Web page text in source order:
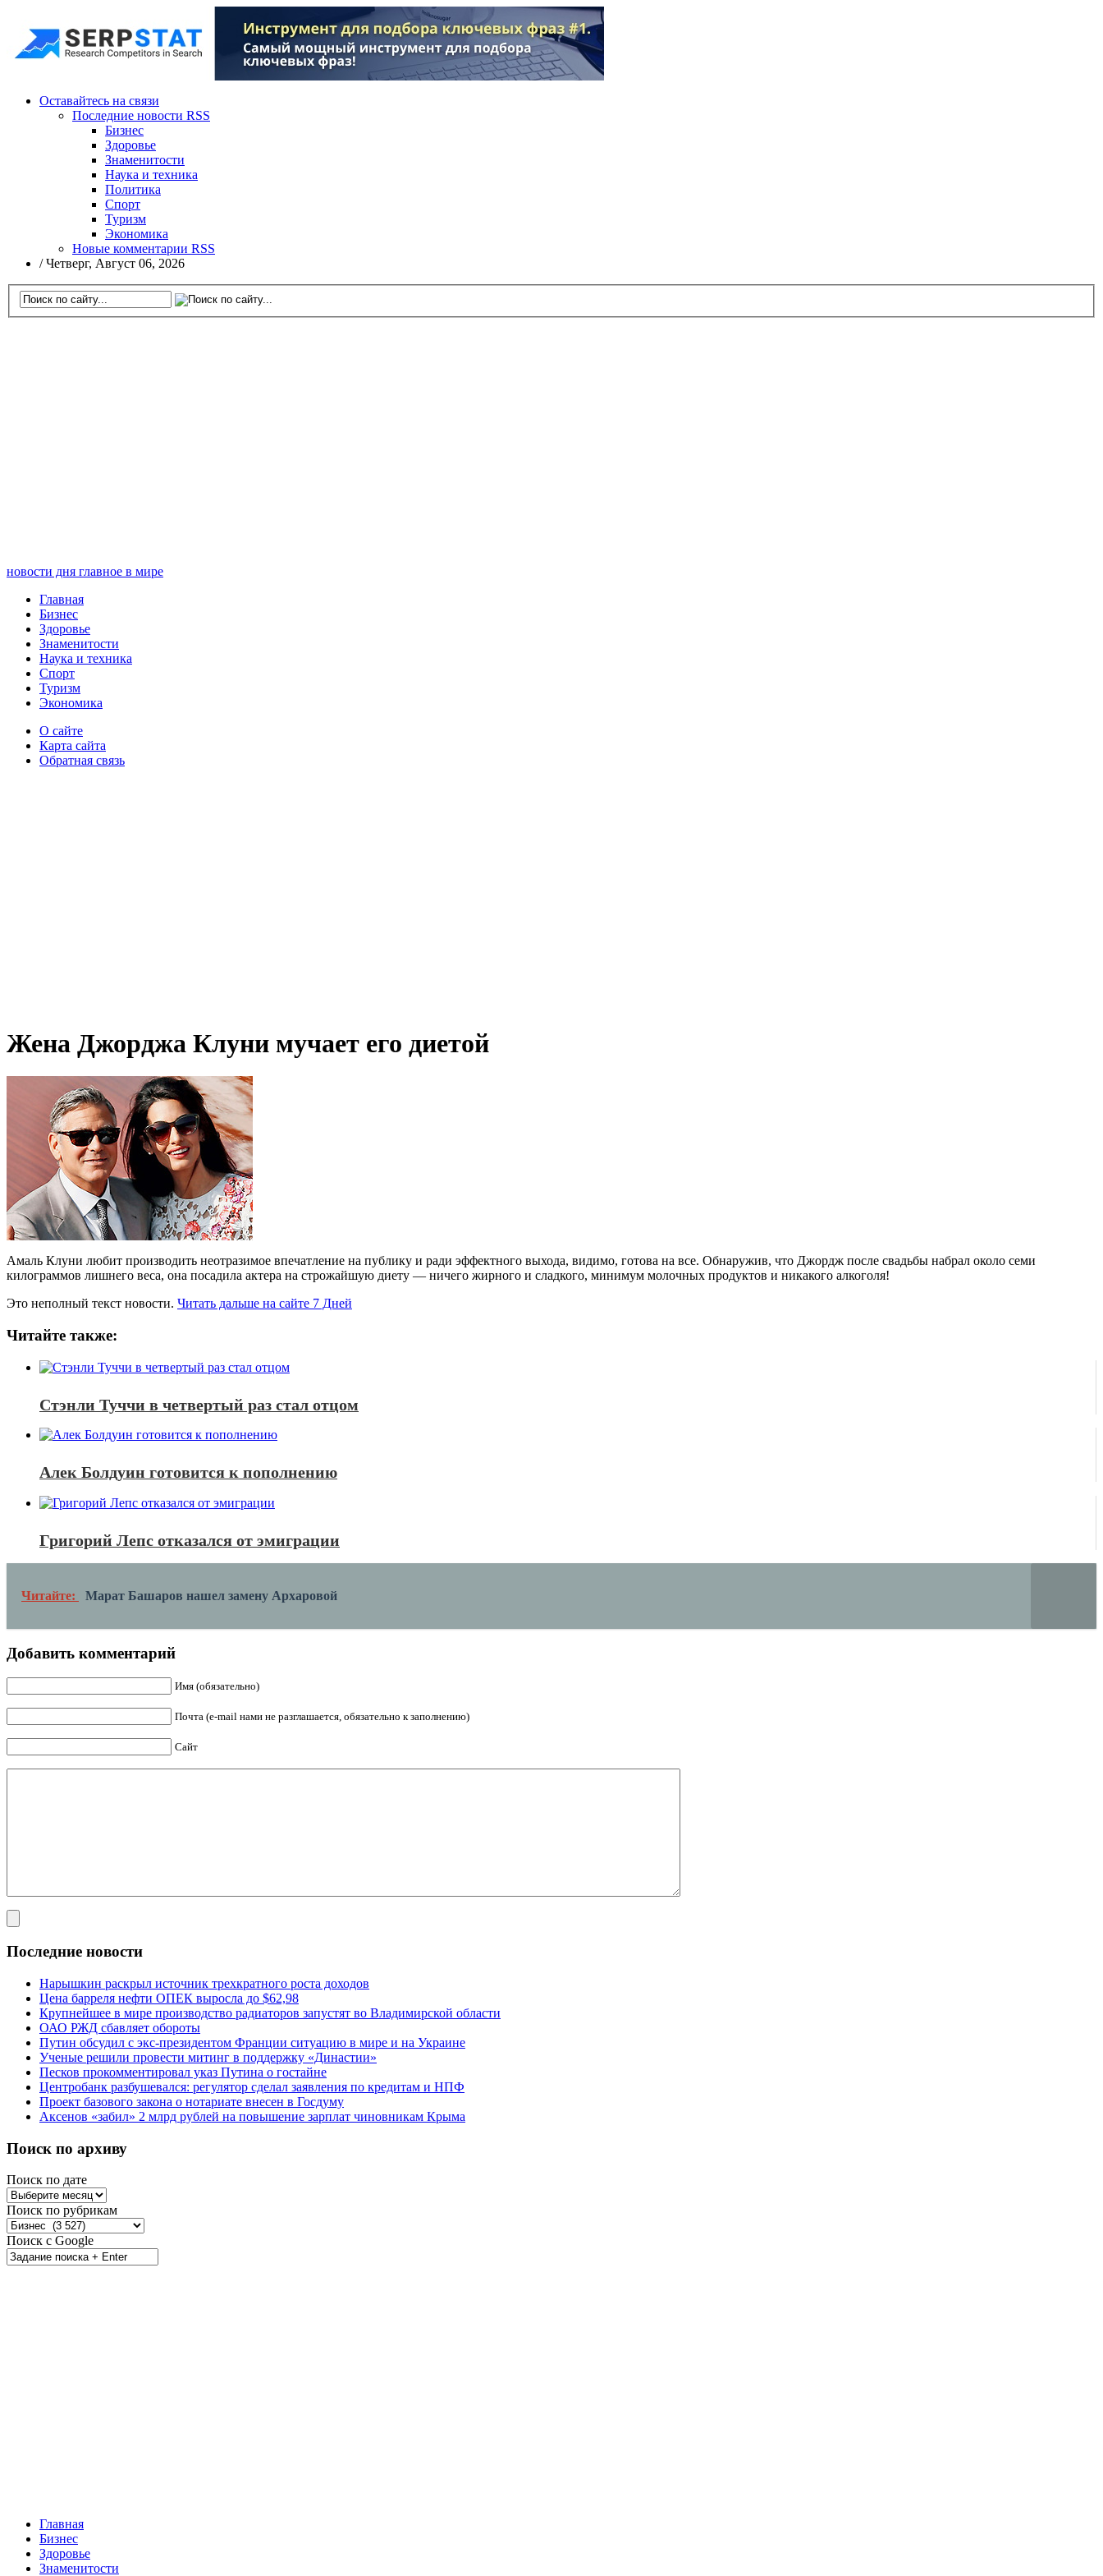
Оставайтесь на связи
Последние новости RSS
Бизнес
Здоровье
Знаменитости
Наука и техника
Политика
Спорт
Туризм
Экономика
Новые комментарии RSS
/Четверг, Август 06, 2026
новости дня главное в мире
Главная
Бизнес
Здоровье
Знаменитости
Наука и техника
Спорт
Туризм
Экономика
О сайте
Карта сайта
Обратная связь
Жена Джорджа Клуни мучает его диетой
Амаль Клуни любит производить неотразимое впечатление на публику и ради эффектного выхода, видимо, готова на все. Обнаружив, что Джордж после свадьбы набрал около семи
килограммов лишнего веса, она посадила актера на строжайшую диету — ничего жирного и сладкого, минимум молочных продуктов и никакого алкоголя!
Это неполный текст новости. Читать дальше на сайте 7 Дней
Читайте также:
Стэнли Туччи в четвертый раз стал отцом
Алек Болдуин готовится к пополнению
Григорий Лепс отказался от эмиграции
Читайте: Марат Башаров нашел замену Архаровой
Добавить комментарий
Имя (обязательно)
Почта (e-mail нами не разглашается, обязательно к заполнению)
Сайт
Последние новости
Нарышкин раскрыл источник трехкратного роста доходов
Цена барреля нефти ОПЕК выросла до $62,98
Крупнейшее в мире производство радиаторов запустят во Владимирской области
ОАО РЖД сбавляет обороты
Путин обсудил с экс-президентом Франции ситуацию в мире и на Украине
Ученые решили провести митинг в поддержку «Династии»
Песков прокомментировал указ Путина о гостайне
Центробанк разбушевался: регулятор сделал заявления по кредитам и НПФ
Проект базового закона о нотариате внесен в Госдуму
Аксенов «забил» 2 млрд рублей на повышение зарплат чиновникам Крыма
Поиск по архиву
Поиск по дате
Поиск по рубрикам
Поиск с Google
Главная
Бизнес
Здоровье
Знаменитости